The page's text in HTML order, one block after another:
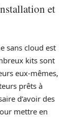
et
sans cloud est
kits sont
eux-mêmes,
prêts à
d’avoir des
mettre en